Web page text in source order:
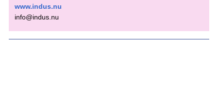
www.indus.nu
info@indus.nu